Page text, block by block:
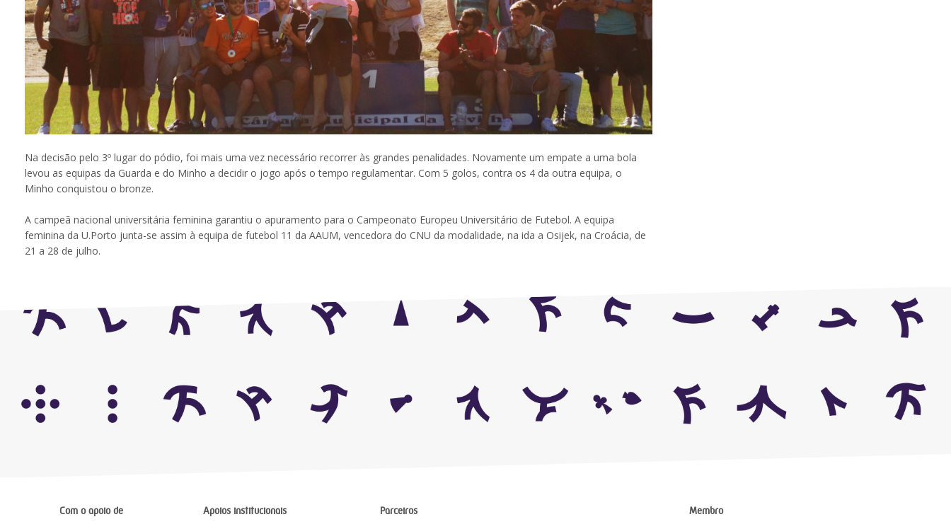
Na decisão pelo 3º lugar do pódio, foi mais uma vez necessário recorrer às grandes penalidades. Novamente um empate a uma bola
levou as equipas da Guarda e do Minho a decidir o jogo após o tempo regulamentar. Com 5 golos, contra os 4 da outra equipa, o
Minho conquistou o bronze.
A campeã nacional universitária feminina garantiu o apuramento para o Campeonato Europeu Universitário de Futebol. A equipa
feminina da U.Porto junta-se assim à equipa de futebol 11 da AAUM, vencedora do CNU da modalidade, na ida a Osijek, na Croácia, de
21 a 28 de julho.
Com o apoio de Apoios institucionais Parceiros Membro